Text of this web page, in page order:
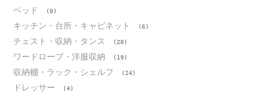
ベッド (0)
キッチン・台所・キャビネット (6)
チェスト・収納・タンス (20)
ワードローブ・洋服収納 (19)
収納棚・ラック・シェルフ (24)
ドレッサー (4)